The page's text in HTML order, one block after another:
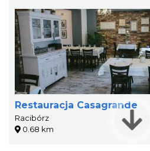
Restauracja Casagrande
Racibórz
0.68 km